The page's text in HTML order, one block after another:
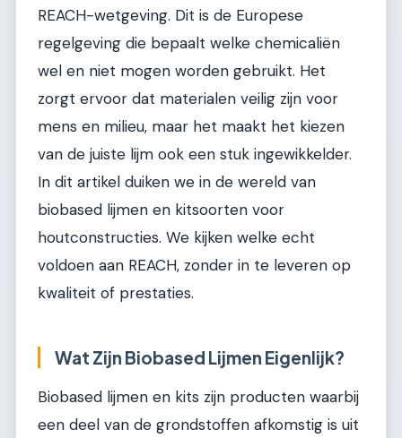
REACH-wetgeving. Dit is de Europese
regelgeving die bepaalt welke chemicaliën
wel en niet mogen worden gebruikt. Het
zorgt ervoor dat materialen veilig zijn voor
mens en milieu, maar het maakt het kiezen
van de juiste lijm ook een stuk ingewikkelder.
In dit artikel duiken we in de wereld van
biobased lijmen en kitsoorten voor
houtconstructies. We kijken welke echt
voldoen aan REACH, zonder in te leveren op
kwaliteit of prestaties.
Wat Zijn Biobased Lijmen Eigenlijk?
Biobased lijmen en kits zijn producten waarbij
een deel van de grondstoffen afkomstig is uit